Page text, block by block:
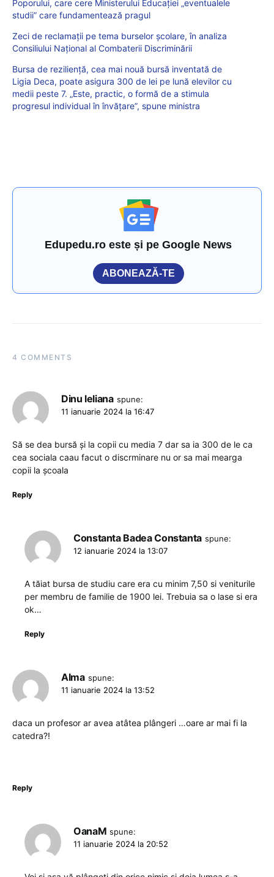
Poporului, care cere Ministerului Educației „eventualele
studii” care fundamentează pragul
Zeci de reclamații pe tema burselor școlare, în analiza
Consiliului Național al Combaterii Discriminării
Bursa de reziliență, cea mai nouă bursă inventată de
Ligia Deca, poate asigura 300 de lei pe lună elevilor cu
medii peste 7. „Este, practic, o formă de a stimula
progresul individual în învățare”, spune ministra
Edupedu.ro este și pe Google News
ABONEAZĂ-TE
4 COMMENTS
Dinu leliana spune:
11 ianuarie 2024 la 16:47
Să se dea bursă și la copii cu media 7 dar sa ia 300 de le ca
cea sociala caau facut o discrminare nu or sa mai mearga
copii la școala
Reply
Constanta Badea Constanta spune:
12 ianuarie 2024 la 13:07
A tăiat bursa de studiu care era cu minim 7,50 si veniturile
per membru de familie de 1900 lei. Trebuia sa o lase si era
ok…
Reply
Alma spune:
11 ianuarie 2024 la 13:52
daca un profesor ar avea atâtea plângeri …oare ar mai fi la
catedra?!
Reply
OanaM spune:
11 ianuarie 2024 la 20:52